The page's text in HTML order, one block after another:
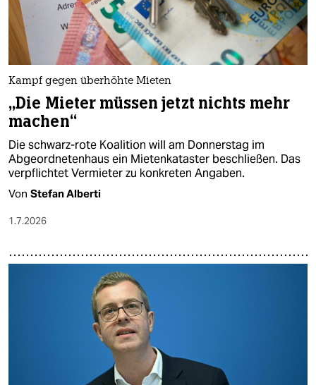
Kampf gegen überhöhte Mieten
„Die Mieter müssen jetzt nichts mehr
machen“
Die schwarz-rote Koalition will am Donnerstag im
Abgeordnetenhaus ein Mietenkataster beschließen. Das
verpflichtet Vermieter zu konkreten Angaben.
Von Stefan Alberti
1.7.2026